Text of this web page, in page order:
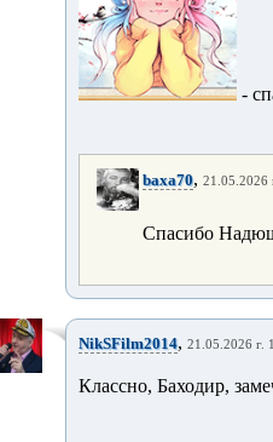
-
baxa70, 21.05.2026
Спасибо
NikSFilm2014, 21.05.2026 г.
Классно, Баходир,